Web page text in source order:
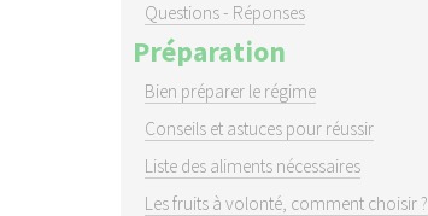
Questions - Réponses
Préparation
Bien préparer le régime
Conseils et astuces pour réussir
Liste des aliments nécessaires
Les fruits à volonté, comment choisir ?